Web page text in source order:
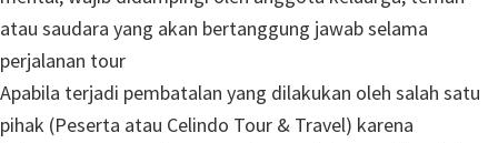
atau saudara yang akan bertanggung jawab selama
perjalanan tour
Apabila terjadi pembatalan yang dilakukan oleh salah satu
pihak (Peserta atau Celindo Tour & Travel) karena